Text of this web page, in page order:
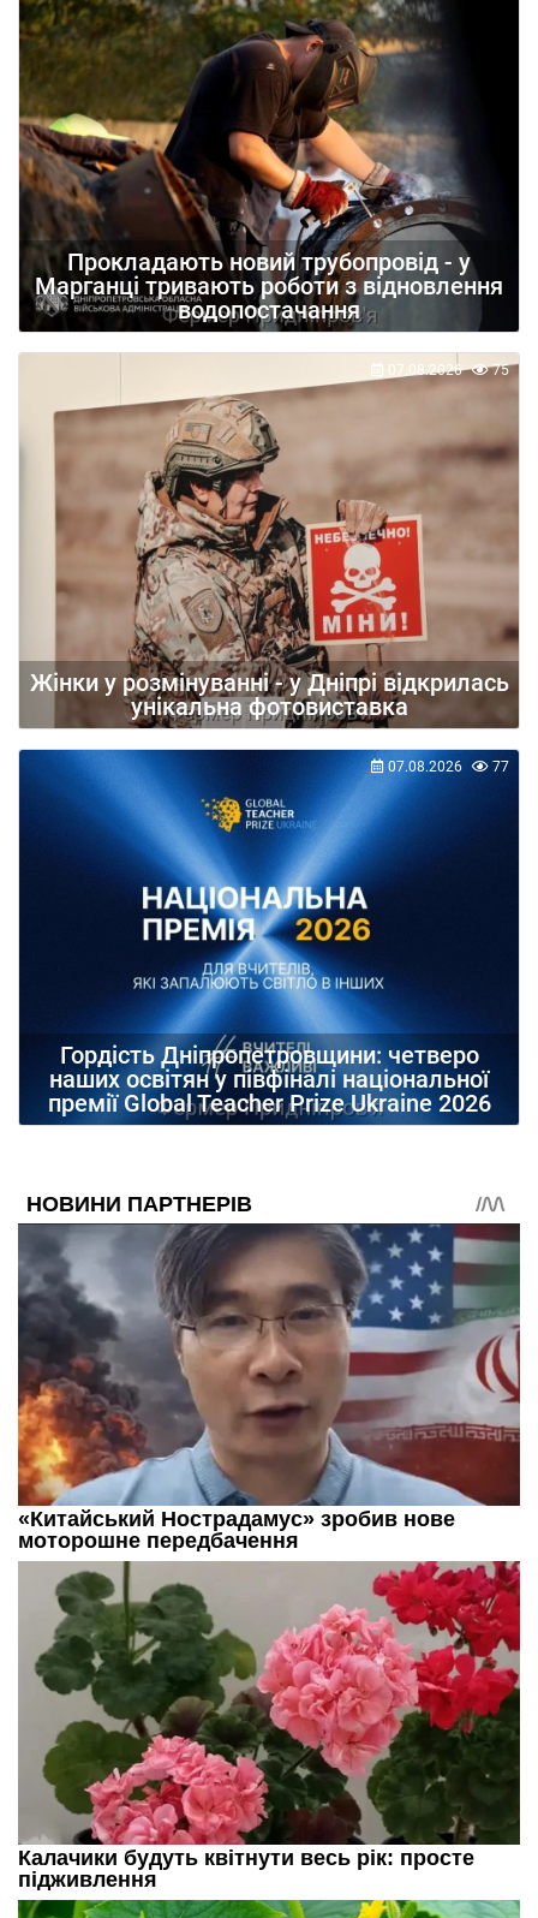
Прокладають новий трубопровід - у
Марганці тривають роботи з відновлення
водопостачання
Жінки у розмінуванні - у Дніпрі відкрилась
унікальна фотовиставка
07.08.2026 75
Гордість Дніпропетровщини: четверо
наших освітян у півфіналі національної
премії Global Teacher Prize Ukraine 2026
07.08.2026 77